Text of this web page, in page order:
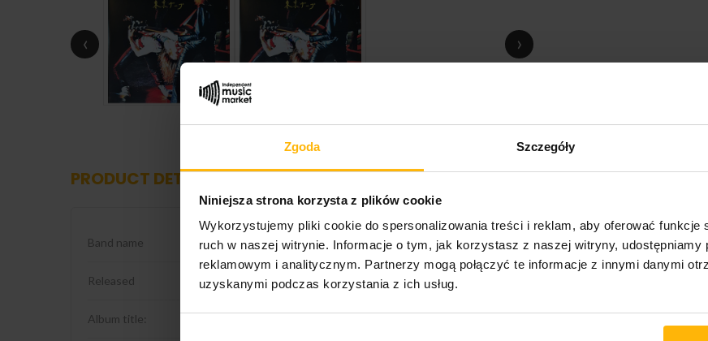
Zgoda Szczegóły
Niniejsza strona korzysta z plików cookie
Wykorzystujemy pliki cookie do spersonalizowania treści i reklam, aby oferować funkcje
ruch w naszej witrynie. Informacje o tym, jak korzystasz z naszej witryny, udostępniamy
reklamowym i analitycznym. Partnerzy mogą połączyć te informacje z innymi danymi
uzyskanymi podczas korzystania z ich usług.
‹ ›
PRODUCT DETAILS
Band name Scorpions
Released 2018
Album title: